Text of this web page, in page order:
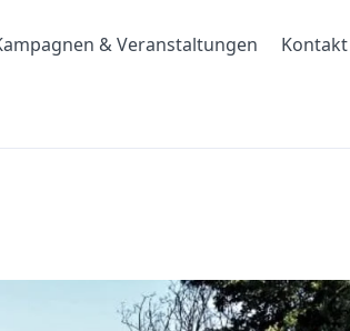
& Veranstaltungen Kontakt